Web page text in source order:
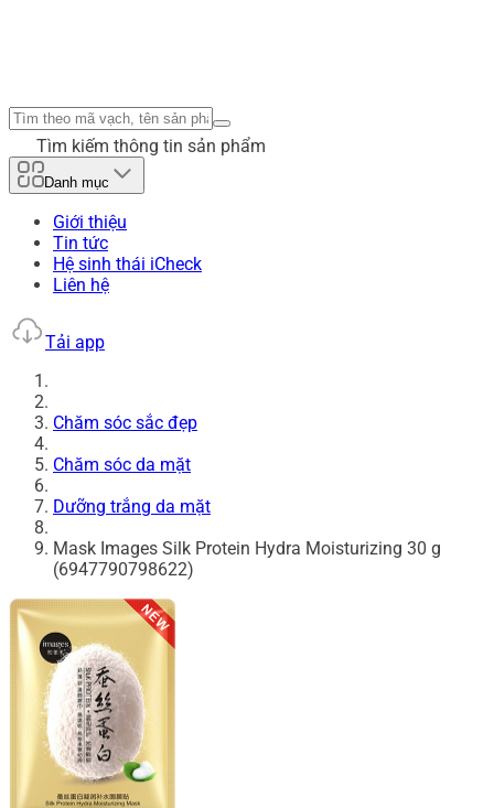
Tìm kiếm thông tin sản phẩm
Danh mục
Giới thiệu
Tin tức
Hệ sinh thái iCheck
Liên hệ
Tải app
Chăm sóc sắc đẹp
Chăm sóc da mặt
Dưỡng trắng da mặt
Mask Images Silk Protein Hydra Moisturizing 30 g
(6947790798622)